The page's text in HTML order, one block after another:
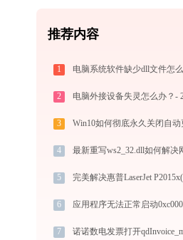
推荐内容
1
2
3
4 最新重写ws2_32.dll如何解决
5
6 应用程序无法正常启动
7